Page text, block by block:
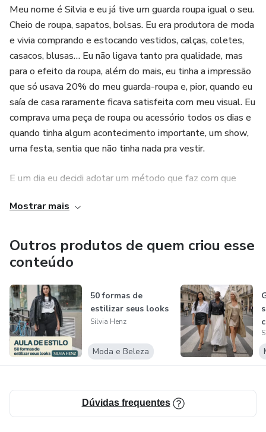
5. Bolsas atemporais e funcionais para considerar
Bolsas a prova do tempo e modelos que unem estilo e
praticidade
6. Fechamento: Bolsa como espelho cultural
Símbolo de poder, identidade, liberdade e até resistência.
Meu nome é Silvia e eu já tive um guarda roupa igual o seu.
Cheio de roupa, sapatos, bolsas. Eu era produtora de moda
e vivia comprando e estocando vestidos, calças, coletes,
casacos, blusas… Eu não ligava tanto pra qualidade, mas
para o efeito da roupa, além do mais, eu tinha a impressão
que só usava 20% do meu guarda-roupa e, pior, quando eu
saía de casa raramente ficava satisfeita com meu visual. Eu
comprava uma peça de roupa ou acessório todos os dias e
quando tinha algum acontecimento importante, um show,
uma festa, sentia que não tinha nada pra vestir.
E um dia eu decidi adotar um método que faz com que
Eu pré-escolho o que vou usar na estação. Antes
minutos minha roupa está escolhida e funciona! Eu saio de
casa, não importa pra onde, sentindo que fiz a melhor
escolha, me sinto bem vestida em todas as ocasiões,
tenho um estilo coeso e minhas roupas combinam fazendo
muitos looks, mesmo que eu tenha muito menos peças.
Eu já fui uma pessoa muito consumista e superei. O
consumismo só me levava a frustração. Não sou mais uma
vitima da moda e nem uma pessoa que se sente mal
liberdade, essa leveza. Quer seguir o meu caminho? Vem
comigo que eu te mostro!
Mostrar mais
Outros produtos de quem criou esse
conteúdo
50 formas de
estilizar seus looks
Silvia Henz
Moda e Beleza
Dúvidas frequentes